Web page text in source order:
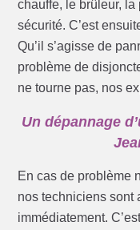
chauffe, le brûleur,
sécurité. C’est
Qu’il s’agisse de
problème de
ne tourne pas, nos
Un dépannage
En cas de problème
nos techniciens sont
immédiatement.